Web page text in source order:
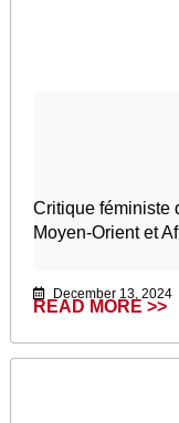
Critique féministe
Moyen-Orient et
December 13, 2024
READ MORE >>